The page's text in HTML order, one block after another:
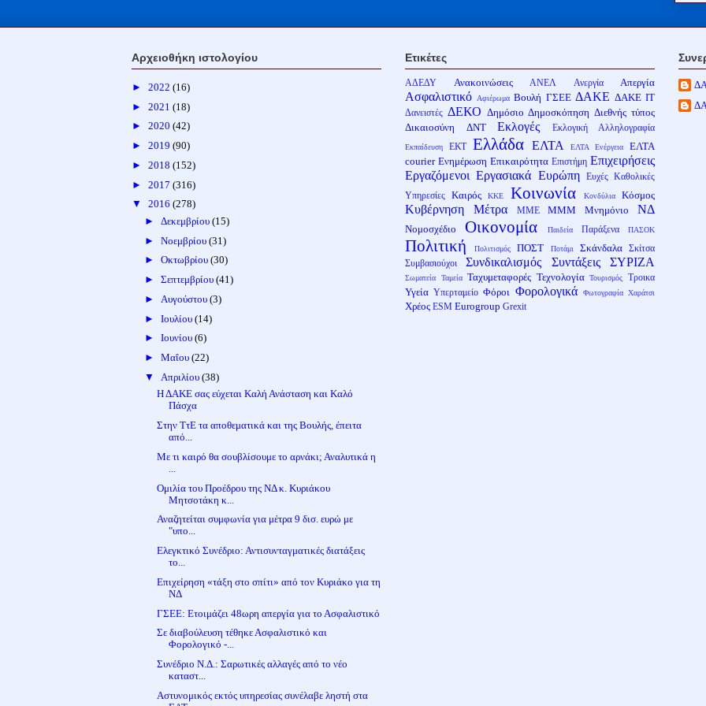
Αρχειοθήκη ιστολογίου
► 2022 (16)
► 2021 (18)
► 2020 (42)
► 2019 (90)
► 2018 (152)
► 2017 (316)
▼ 2016 (278)
► Δεκεμβρίου (15)
► Νοεμβρίου (31)
► Οκτωβρίου (30)
► Σεπτεμβρίου (41)
► Αυγούστου (3)
► Ιουλίου (14)
► Ιουνίου (6)
► Μαΐου (22)
▼ Απριλίου (38)
Η ΔΑΚΕ σας εύχεται Καλή Ανάσταση και Καλό
Πάσχα
Στην ΤτΕ τα αποθεματικά και της Βουλής, έπειτα
από...
Με τι καιρό θα σουβλίσουμε το αρνάκι; Αναλυτικά η
Ομιλία του Προέδρου της ΝΔ κ. Κυριάκου
Μητσοτάκη κ...
Αναζητείται συμφωνία για μέτρα 9 δισ. ευρώ με
"υπο...
Ελεγκτικό Συνέδριο: Αντισυνταγματικές διατάξεις
το...
Επιχείρηση «τάξη στο σπίτι» από τον Κυριάκο για τη
ΝΔ
ΓΣΕΕ: Ετοιμάζει 48ωρη απεργία για το Ασφαλιστικό
Σε διαβούλευση τέθηκε Ασφαλιστικό και
Φορολογικό -...
Συνέδριο Ν.Δ.: Σαρωτικές αλλαγές από το νέο
καταστ...
Αστυνομικός εκτός υπηρεσίας συνέλαβε ληστή στα
Ετικέτες
ΑΔΕΔΥ Ανακοινώσεις ΑΝΕΛ Ανεργία Απεργία
Ασφαλιστικό Αφιέρωμα Βουλή ΓΣΕΕ ΔΑΚΕ ΔΑΚΕ ΙΤ
Δανειστές ΔΕΚΟ Δημόσιο Δημοσκόπηση Διεθνής τύπος
Δικαιοσύνη
ΔΝΤ Εκλογές Εκλογική Αλληλογραφία
Εκπαίδευση ΕΚΤ Ελλάδα ΕΛΤΑ ΕΛΤΑ Ενέργεια
ΕΛΤΑ
courier Ενημέρωση Επικαιρότητα Επιστήμη Επιχειρήσεις
Εργαζόμενοι Εργασιακά Ευρώπη Ευχές Καθολικές
Υπηρεσίες
Καιρός ΚΚΕ Κοινωνία Κονδύλια Κόσμος
Κυβέρνηση Μέτρα ΜΜΕ ΜΜΜ Μνημόνιο ΝΔ
Νομοσχέδιο Οικονομία Παιδεία Παράξενα ΠΑΣΟΚ
Πολιτική Πολιτισμός ΠΟΣΤ Ποτάμι Σκάνδαλα
Σκίτσα
Συμβασιούχοι
Συνδικαλισμός Συντάξεις ΣΥΡΙΖΑ
Σωματεία Ταμεία Ταχυμεταφορές Τεχνολογία Τουρισμός Τροικα
Υγεία Υπερταμείο Φόροι Φορολογικά Φωτογραφία Χαράτσι
Χρέος ESM Eurogroup Grexit